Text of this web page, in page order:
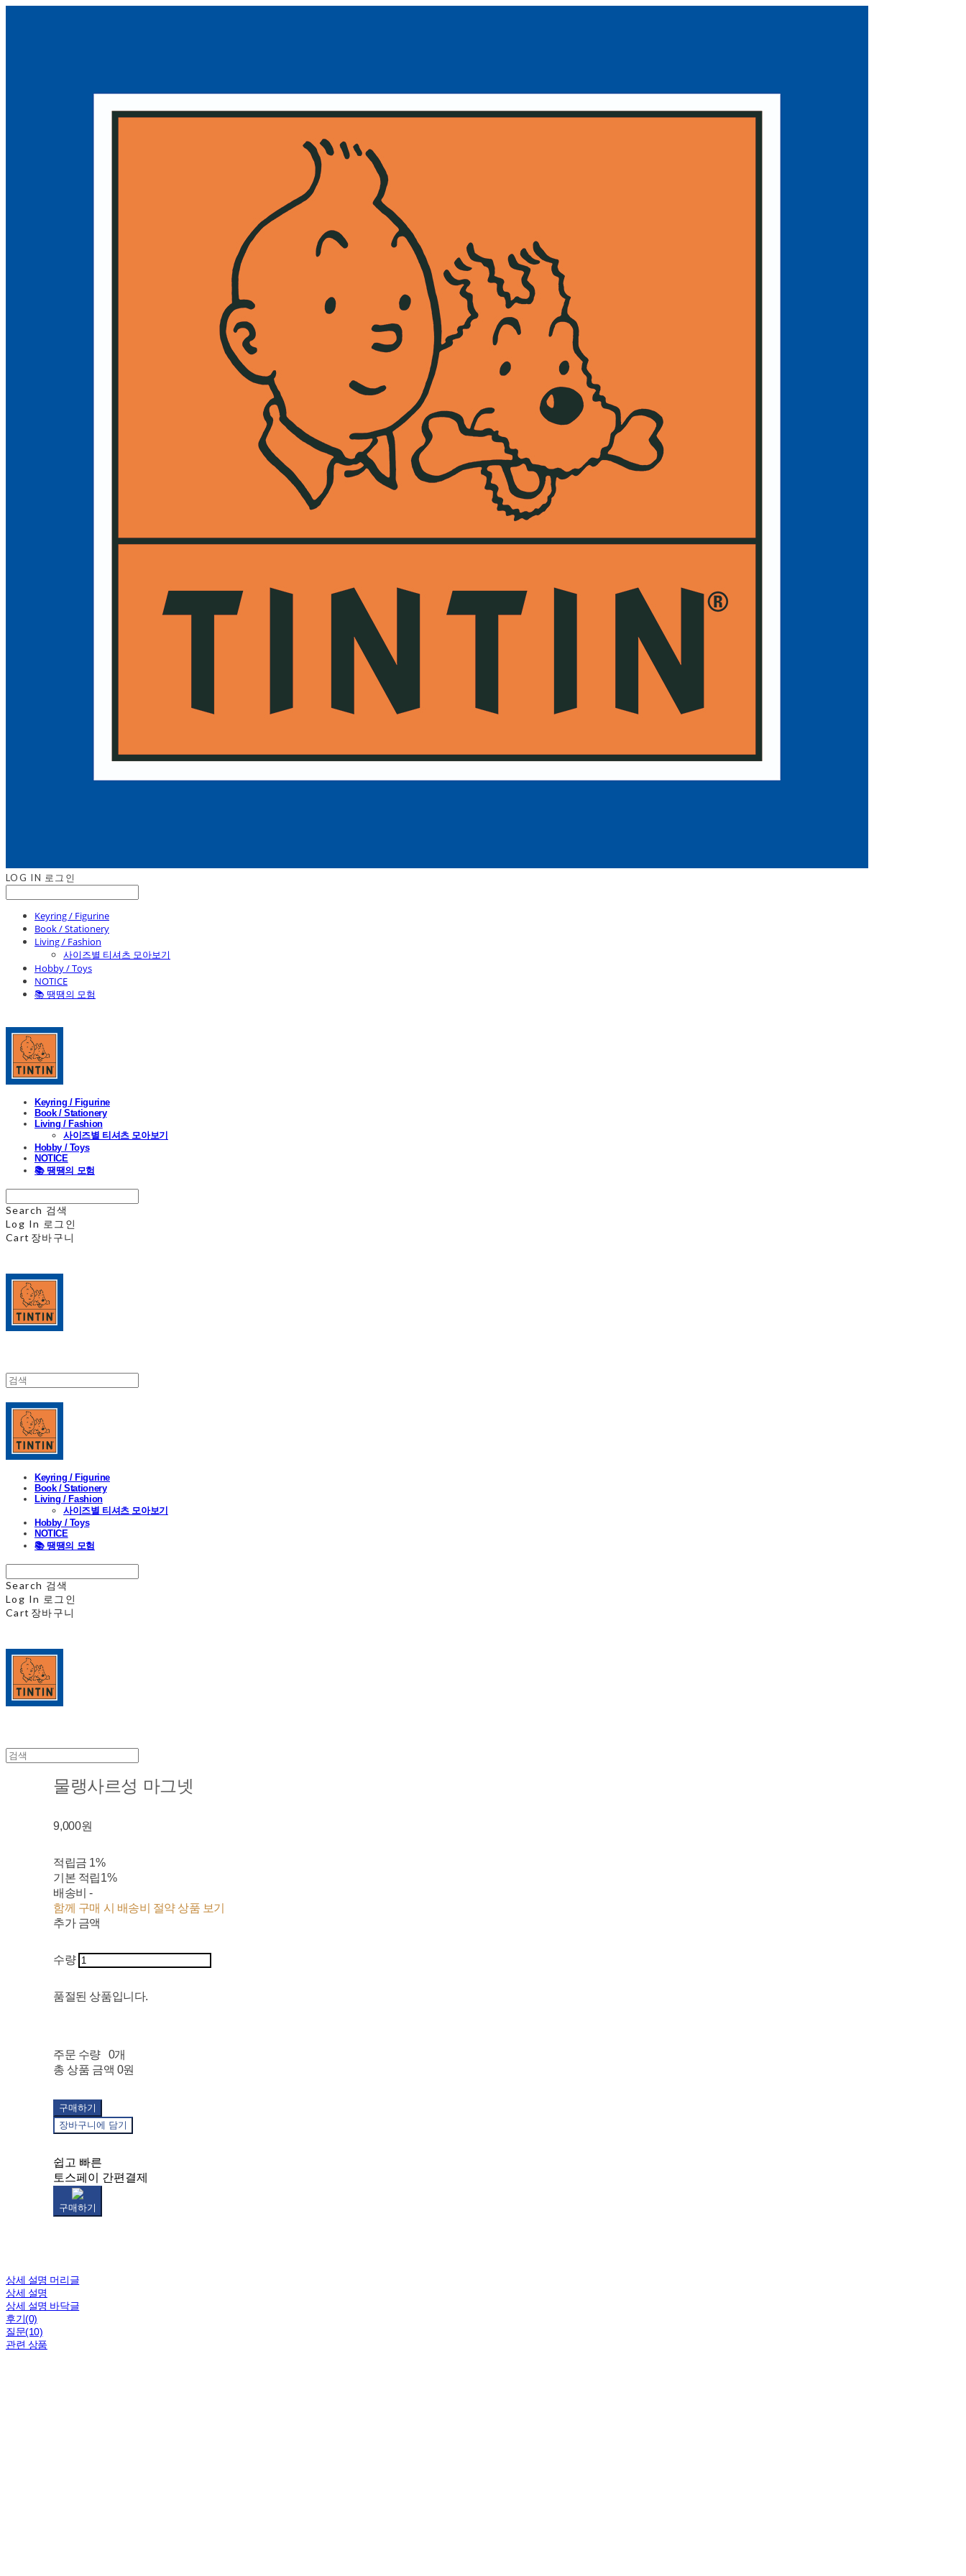
LOG IN 로그인
Keyring / Figurine
Book / Stationery
Living / Fashion
사이즈별 티셔츠 모아보기
Hobby / Toys
NOTICE
📚 땡땡의 모험
Keyring / Figurine
Book / Stationery
Living / Fashion
사이즈별 티셔츠 모아보기
Hobby / Toys
NOTICE
📚 땡땡의 모험
Search 검색
Log In 로그인
Cart 장바구니
Keyring / Figurine
Book / Stationery
Living / Fashion
사이즈별 티셔츠 모아보기
Hobby / Toys
NOTICE
📚 땡땡의 모험
Search 검색
Log In 로그인
Cart 장바구니
물랭사르성 마그넷
9,000원
적립금 1%
기본 적립1%
배송비-
함께 구매 시 배송비 절약 상품 보기
추가 금액
수량
품절된 상품입니다.
주문 수량
0개
총 상품 금액 0원
구매하기
장바구니에 담기
쉽고 빠른
토스페이 간편결제
구매하기
상세 설명 머리글
상세 설명
상세 설명 바닥글
후기(0)
질문(10)
관련 상품